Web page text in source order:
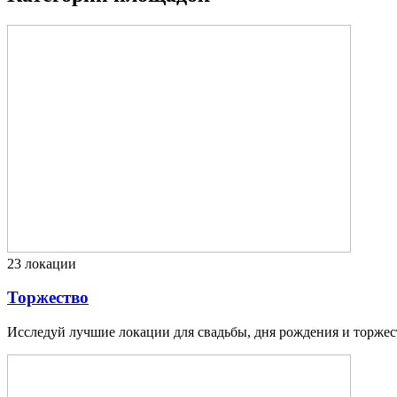
23 локации
Торжество
Исследуй лучшие локации для свадьбы, дня рождения и